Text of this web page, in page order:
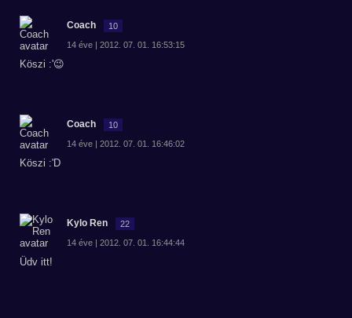
Coach 10
14 éve | 2012. 07. 01. 16:53:15
Köszi :'😉
Coach 10
14 éve | 2012. 07. 01. 16:46:02
Köszi :'D
Kylo Ren 22
14 éve | 2012. 07. 01. 16:44:44
Üdv itt!